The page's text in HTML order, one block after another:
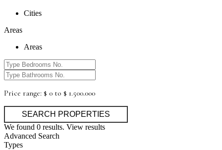
Cities
Areas
Areas
Price range: $ 0 to $ 1.500.000
We found 0 results. View results
Advanced Search
Types